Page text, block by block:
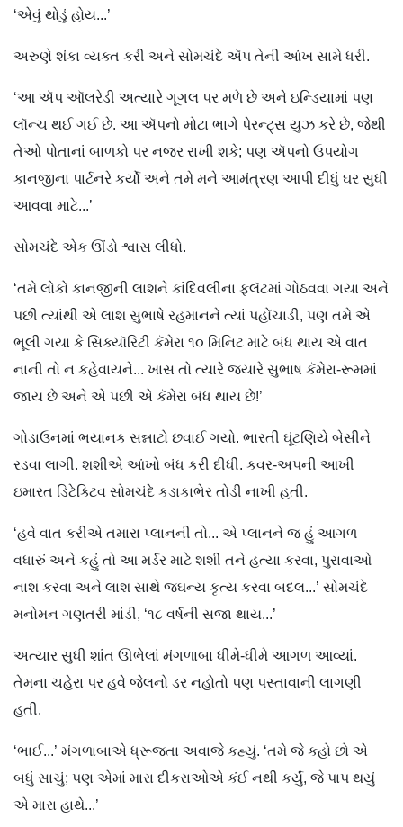
‘એવું થોડું હોય...’
અરુણે શંકા વ્યક્ત કરી અને સોમચંદે ઍપ તેની આંખ સામે ધરી.
‘આ ઍપ ઑલરેડી અત્યારે ગૂગલ પર મળે છે અને ઇન્ડ‌િયામાં પણ
લૉન્ચ થઈ ગઈ છે. આ ઍપનો મોટા ભાગે પેરન્ટ્સ યુઝ કરે છે, જેથી
તેઓ પોતાનાં બાળકો પર નજર રાખી શકે; પણ ઍપનો ઉપયોગ
કાનજીના પાર્ટનરે કર્યો અને તમે મને આમંત્રણ આપી દીધું ઘર સુધી
આવવા માટે...’
સોમચંદે એક ઊંડો શ્વાસ લીધો.
‘તમે લોકો કાનજીની લાશને કાંદિવલીના ફ્લૅટમાં ગોઠવવા ગયા અને
પછી ત્યાંથી એ લાશ સુભાષે રહમાનને ત્યાં પહોંચાડી, પણ તમે એ
ભૂલી ગયા કે સિક્યૉરિટી કૅમેરા ૧૦ મિનિટ માટે બંધ થાય એ વાત
નાની તો ન કહેવાયને... ખાસ તો ત્યારે જ્યારે સુભાષ કૅમેરા-રૂમમાં
જાય છે અને એ પછી એ કૅમેરા બંધ થાય છે!’
ગોડાઉનમાં ભયાનક સન્નાટો છવાઈ ગયો. ભારતી ઘૂંટણિયે બેસીને
રડવા લાગી. શશીએ આંખો બંધ કરી દીધી. કવર-અપની આખી
ઇમારત ડિટેક્ટ‌િવ સોમચંદે કડાકાભેર તોડી નાખી હતી.
‘હવે વાત કરીએ તમારા પ્લાનની તો... એ પ્લાનને જ હું આગળ
વધારું અને કહું તો આ મર્ડર માટે શશી તને હત્યા કરવા, પુરાવાઓ
નાશ કરવા અને લાશ સાથે જઘન્ય કૃત્ય કરવા બદલ...’ સોમચંદે
મનોમન ગણતરી માંડી, ‘૧૮ વર્ષની સજા થાય...’
અત્યાર સુધી શાંત ઊભેલાં મંગળાબા ધીમે-ધીમે આગળ આવ્યાં.
તેમના ચહેરા પર હવે જેલનો ડર નહોતો પણ પસ્તાવાની લાગણી
હતી.
‘ભાઈ...’ મંગળાબાએ ધ્રૂજતા અવાજે કહ્યું. ‘તમે જે કહો છો એ
બધું સાચું; પણ એમાં મારા દીકરાઓએ કંઈ નથી કર્યું, જે પાપ થયું
એ મારા હાથે...’